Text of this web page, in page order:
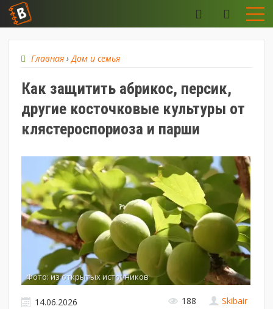
Главная ›Дом и семья
Как защитить абрикос, персик,
другие косточковые культуры от
клястероспориоза и парши
Фото: из открытых источников
Skibair
14.06.2026 188